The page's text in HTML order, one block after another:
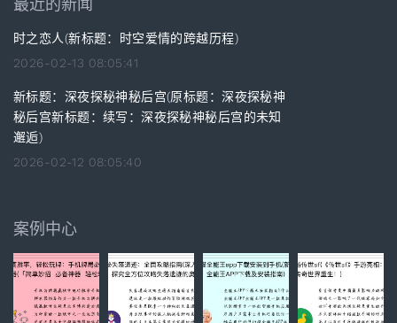
最近的新闻
时之恋人(新标题：时空爱情的跨越历程)
2026-02-13 08:05:41
新标题：深夜探秘神秘后宫(原标题：深夜探秘神
秘后宫新标题：续写：深夜探秘神秘后宫的未知
邂逅)
2026-02-12 08:05:40
案例中心